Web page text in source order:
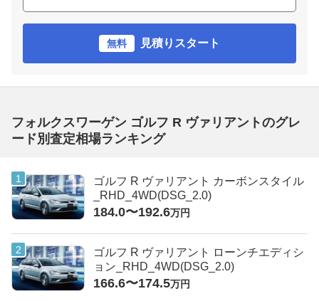
無料 見積りスタート
フォルクスワーゲン ゴルフ R ヴァリアントのグレ
ード別査定相場ランキング
ゴルフ R ヴァリアント カーボンスタイル
_RHD_4WD(DSG_2.0)
184.0〜192.6万円
ゴルフ R ヴァリアント ローンチエディシ
ョン_RHD_4WD(DSG_2.0)
166.6〜174.5万円